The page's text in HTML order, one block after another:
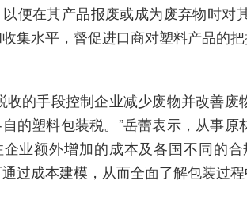
便在其产品报废或成为废弃物时对
集水平，督促进口商对塑料产品的
收的手段控制企业减少废物并改善
的塑料包装税。”岳蕾表示，从事
业额外增加的成本及各国不同的
过成本建模，从而全面了解包装过